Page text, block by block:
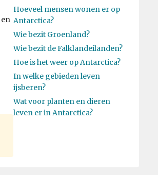
en
Hoeveel mensen wonen er op
Antarctica?
Wie bezit Groenland?
Wie bezit de Falklandeilanden?
Hoe is het weer op Antarctica?
In welke gebieden leven
ijsberen?
Wat voor planten en dieren
leven er in Antarctica?